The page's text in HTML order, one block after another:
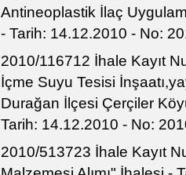
Antineoplastik İlaç
- Tarih: 14.12.2010 - No:
2010/116712 İhale Kayıt
İçme Suyu Tesisi
Durağan İlçesi Çerçiler
Tarih: 14.12.2010 - No:
2010/513723 İhale Kayıt